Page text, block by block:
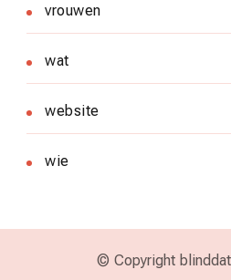
vrouwen
wat
website
wie
© Copyright